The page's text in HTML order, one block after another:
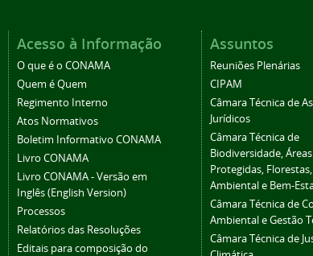
Acesso à Informação
O que é o CONAMA
Quem é Quem
Regimento Interno
Atos Normativos
Boletim Informativo CONAMA
Livro CONAMA
Livro CONAMA - Versão em
Inglês (English Version)
Processos
Relatórios das Resoluções
Editais para composição do
Assuntos
Reuniões Plenárias
CIPAM
Câmara Técnica de
Jurídicos
Câmara Técnica de
Biodiversidade, Áreas
Protegidas,
Ambiental e Bem-
Câmara Técnica de
Ambiental e Gestão
Câmara Técnica de